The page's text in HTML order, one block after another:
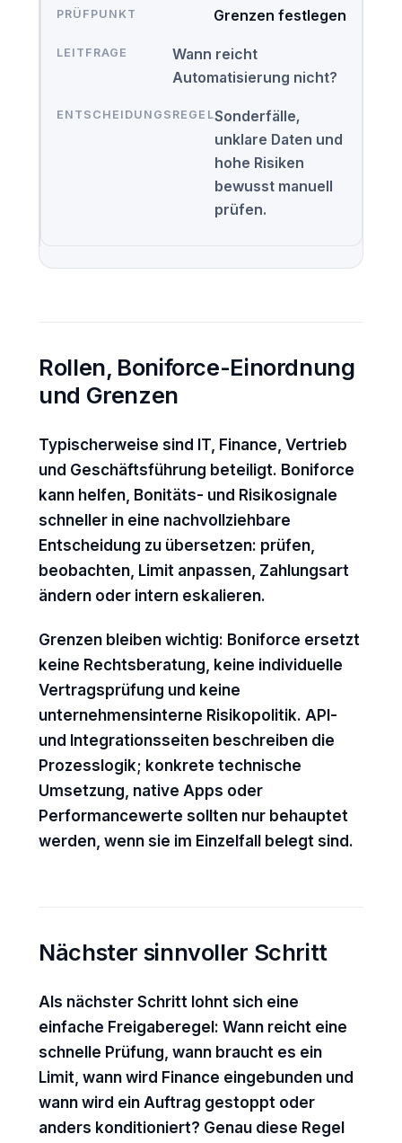
Grenzen festlegen
Wann reicht
Automatisierung nicht?
Sonderfälle,
unklare Daten und
hohe Risiken
bewusst manuell
prüfen.
Rollen, Boniforce-Einordnung
und Grenzen
Typischerweise sind IT, Finance, Vertrieb
und Geschäftsführung beteiligt. Boniforce
kann helfen, Bonitäts- und Risikosignale
schneller in eine nachvollziehbare
Entscheidung zu übersetzen: prüfen,
beobachten, Limit anpassen, Zahlungsart
ändern oder intern eskalieren.
Grenzen bleiben wichtig: Boniforce ersetzt
keine Rechtsberatung, keine individuelle
Vertragsprüfung und keine
unternehmensinterne Risikopolitik. API-
und Integrationsseiten beschreiben die
Prozesslogik; konkrete technische
Umsetzung, native Apps oder
Performancewerte sollten nur behauptet
werden, wenn sie im Einzelfall belegt sind.
Nächster sinnvoller Schritt
Als nächster Schritt lohnt sich eine
einfache Freigaberegel: Wann reicht eine
schnelle Prüfung, wann braucht es ein
Limit, wann wird Finance eingebunden und
wann wird ein Auftrag gestoppt oder
anders konditioniert? Genau diese Regel